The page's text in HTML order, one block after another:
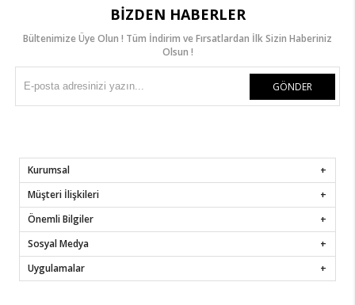
BIZDEN HABERLER
Bültenimize Üye Olun ! Tüm İndirim ve Fırsatlardan İlk Sizin Haberiniz
Olsun !
GÖNDER
Kurumsal
Müşteri İlişkileri
Önemli Bilgiler
Sosyal Medya
Uygulamalar